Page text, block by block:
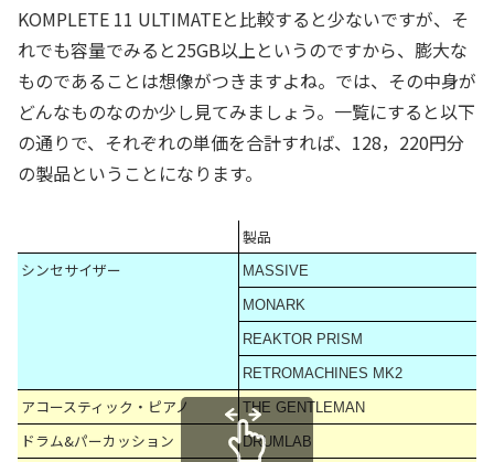
KOMPLETE 11 ULTIMATEと比較すると少ないですが、そ
れでも容量でみると25GB以上というのですから、膨大な
ものであることは想像がつきますよね。では、その中身が
どんなものなのか少し見てみましょう。一覧にすると以下
の通りで、それぞれの単価を合計すれば、128，220円分
の製品ということになります。
製品
シンセサイザー
MASSIVE
MONARK
REAKTOR PRISM
RETROMACHINES MK2
アコースティック・ピアノ THE GENTLEMAN
ドラム&パーカッション DRUMLAB